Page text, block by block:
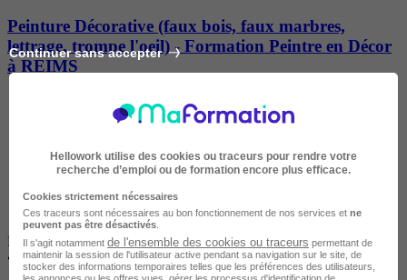
Peinture Décorative (faux bois, faux marbres,
lettrage, trompe l'oeil) - Formation Peintre en Décor
à REIMS
REIMS
•
En centre
Continuer sans accepter
Hellowork utilise des cookies ou traceurs pour rendre votre
recherche d’emploi ou de formation encore plus efficace.
Cookies strictement nécessaires
Ces traceurs sont nécessaires au bon fonctionnement de nos services et ne
peuvent pas être désactivés
Il s'agit notamment de l'ensemble des cookies ou traceurs permettant de
maintenir la session de l'utilisateur active pendant sa navigation sur le site, de
stocker des informations temporaires telles que les préférences des utilisateurs,